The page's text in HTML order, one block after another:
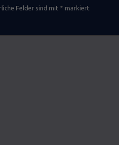
Felder sind mit * markiert